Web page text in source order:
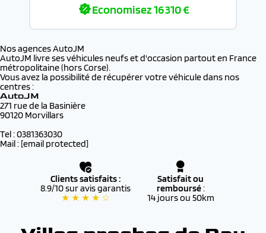
Economisez16 310 €
Nos agences AutoJM
AutoJM livre ses véhicules neufs et d'occasion partout en France
métropolitaine (hors Corse).
Vous avez la possibilité de récupérer votre véhicule dans nos
centres :
AutoJM
271 rue de la Basinière
90120 Morvillars
Tel : 0381363030
Mail : [email protected]
Clients satisfaits :
8.9/10 sur avis garantis
★ ★ ★ ★ ☆
Satisfait ou
remboursé:
14 jours ou 50km